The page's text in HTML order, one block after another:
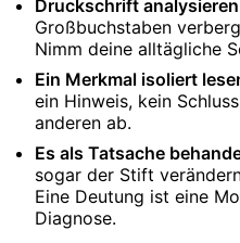
Druckschrift
Großbuchstaben
Nimm deine alltägliche
Ein Merkmal isoliert
ein Hinweis, kein
anderen ab.
Es als Tatsache
sogar der Stift
Eine Deutung ist eine
Diagnose.